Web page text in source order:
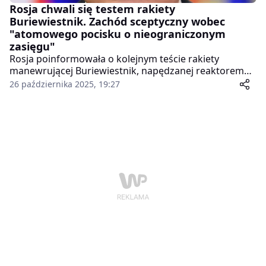
Rosja chwali się testem rakiety
Buriewiestnik. Zachód sceptyczny wobec
"atomowego pocisku o nieograniczonym
zasięgu"
Rosja poinformowała o kolejnym teście rakiety
manewrującej Buriewiestnik, napędzanej reaktorem
jądrowym. Generał Walerij Gierasimow przekazał
26 października 2025, 19:27